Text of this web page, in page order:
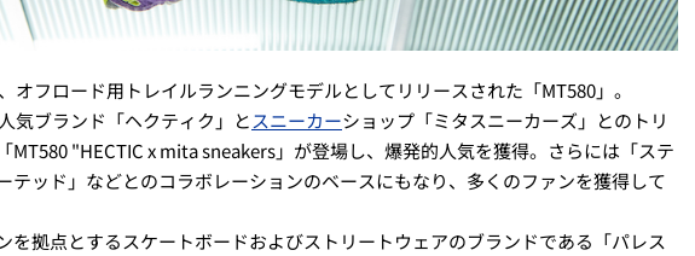
オフロード用トレイルランニングモデルとしてリリースされた「MT580」。
気ブランド「ヘクティク」とスニーカーショップ「ミタスニーカーズ」とのトリ
MT580 "HECTIC x mita sneakers」が登場し、爆発的人気を獲得。さらには「ステ
テッド」などとのコラボレーションのベースにもなり、多くのファンを獲得して
を拠点とするスケートボードおよびストリートウェアのブランドである「パレス